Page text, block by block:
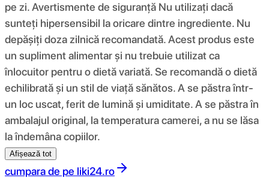
pe zi. Avertismente de siguranță Nu utilizați dacă
sunteți hipersensibil la oricare dintre ingrediente. Nu
depășiți doza zilnică recomandată. Acest produs este
un supliment alimentar și nu trebuie utilizat ca
înlocuitor pentru o dietă variată. Se recomandă o dietă
echilibrată și un stil de viață sănătos. A se păstra într-
un loc uscat, ferit de lumină și umiditate. A se păstra în
ambalajul original, la temperatura camerei, a nu se lăsa
la îndemâna copiilor.
Afișează tot
cumpara de pe liki24.ro